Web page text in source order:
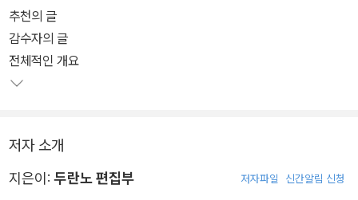
은 유지하면서 과마다 내용 전개를 논리적으로 조정하고 문장들을 이
해하기 쉽게 바꾸었다. 또 주제마다 나눔을 할 수 있는 질문들을 추가
했으며 큐티 실습, 기도문 작성 등 실천적인 적용을 강화했다. 디자인
도 새롭게 단장했다.
성령님의 인도를 받으며 사는 사람이다. '일대일 제자양육'은 예수님
의 "제자를 삼으라"는 명령에 충실히 응답하고자 하는 그리스도인에
추천의 글
감수자의 글
전체적인 개요
저자 소개
지은이:두란노 편집부 저자파일 신간알림 신청